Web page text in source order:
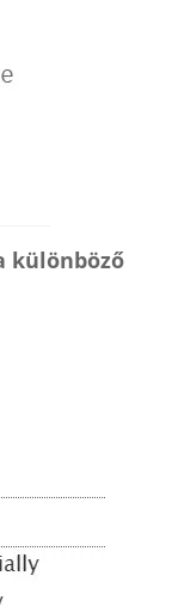
különböző